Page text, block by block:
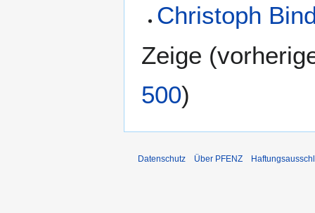
Christoph
Zeige (
500)
Datenschutz Über PFENZ